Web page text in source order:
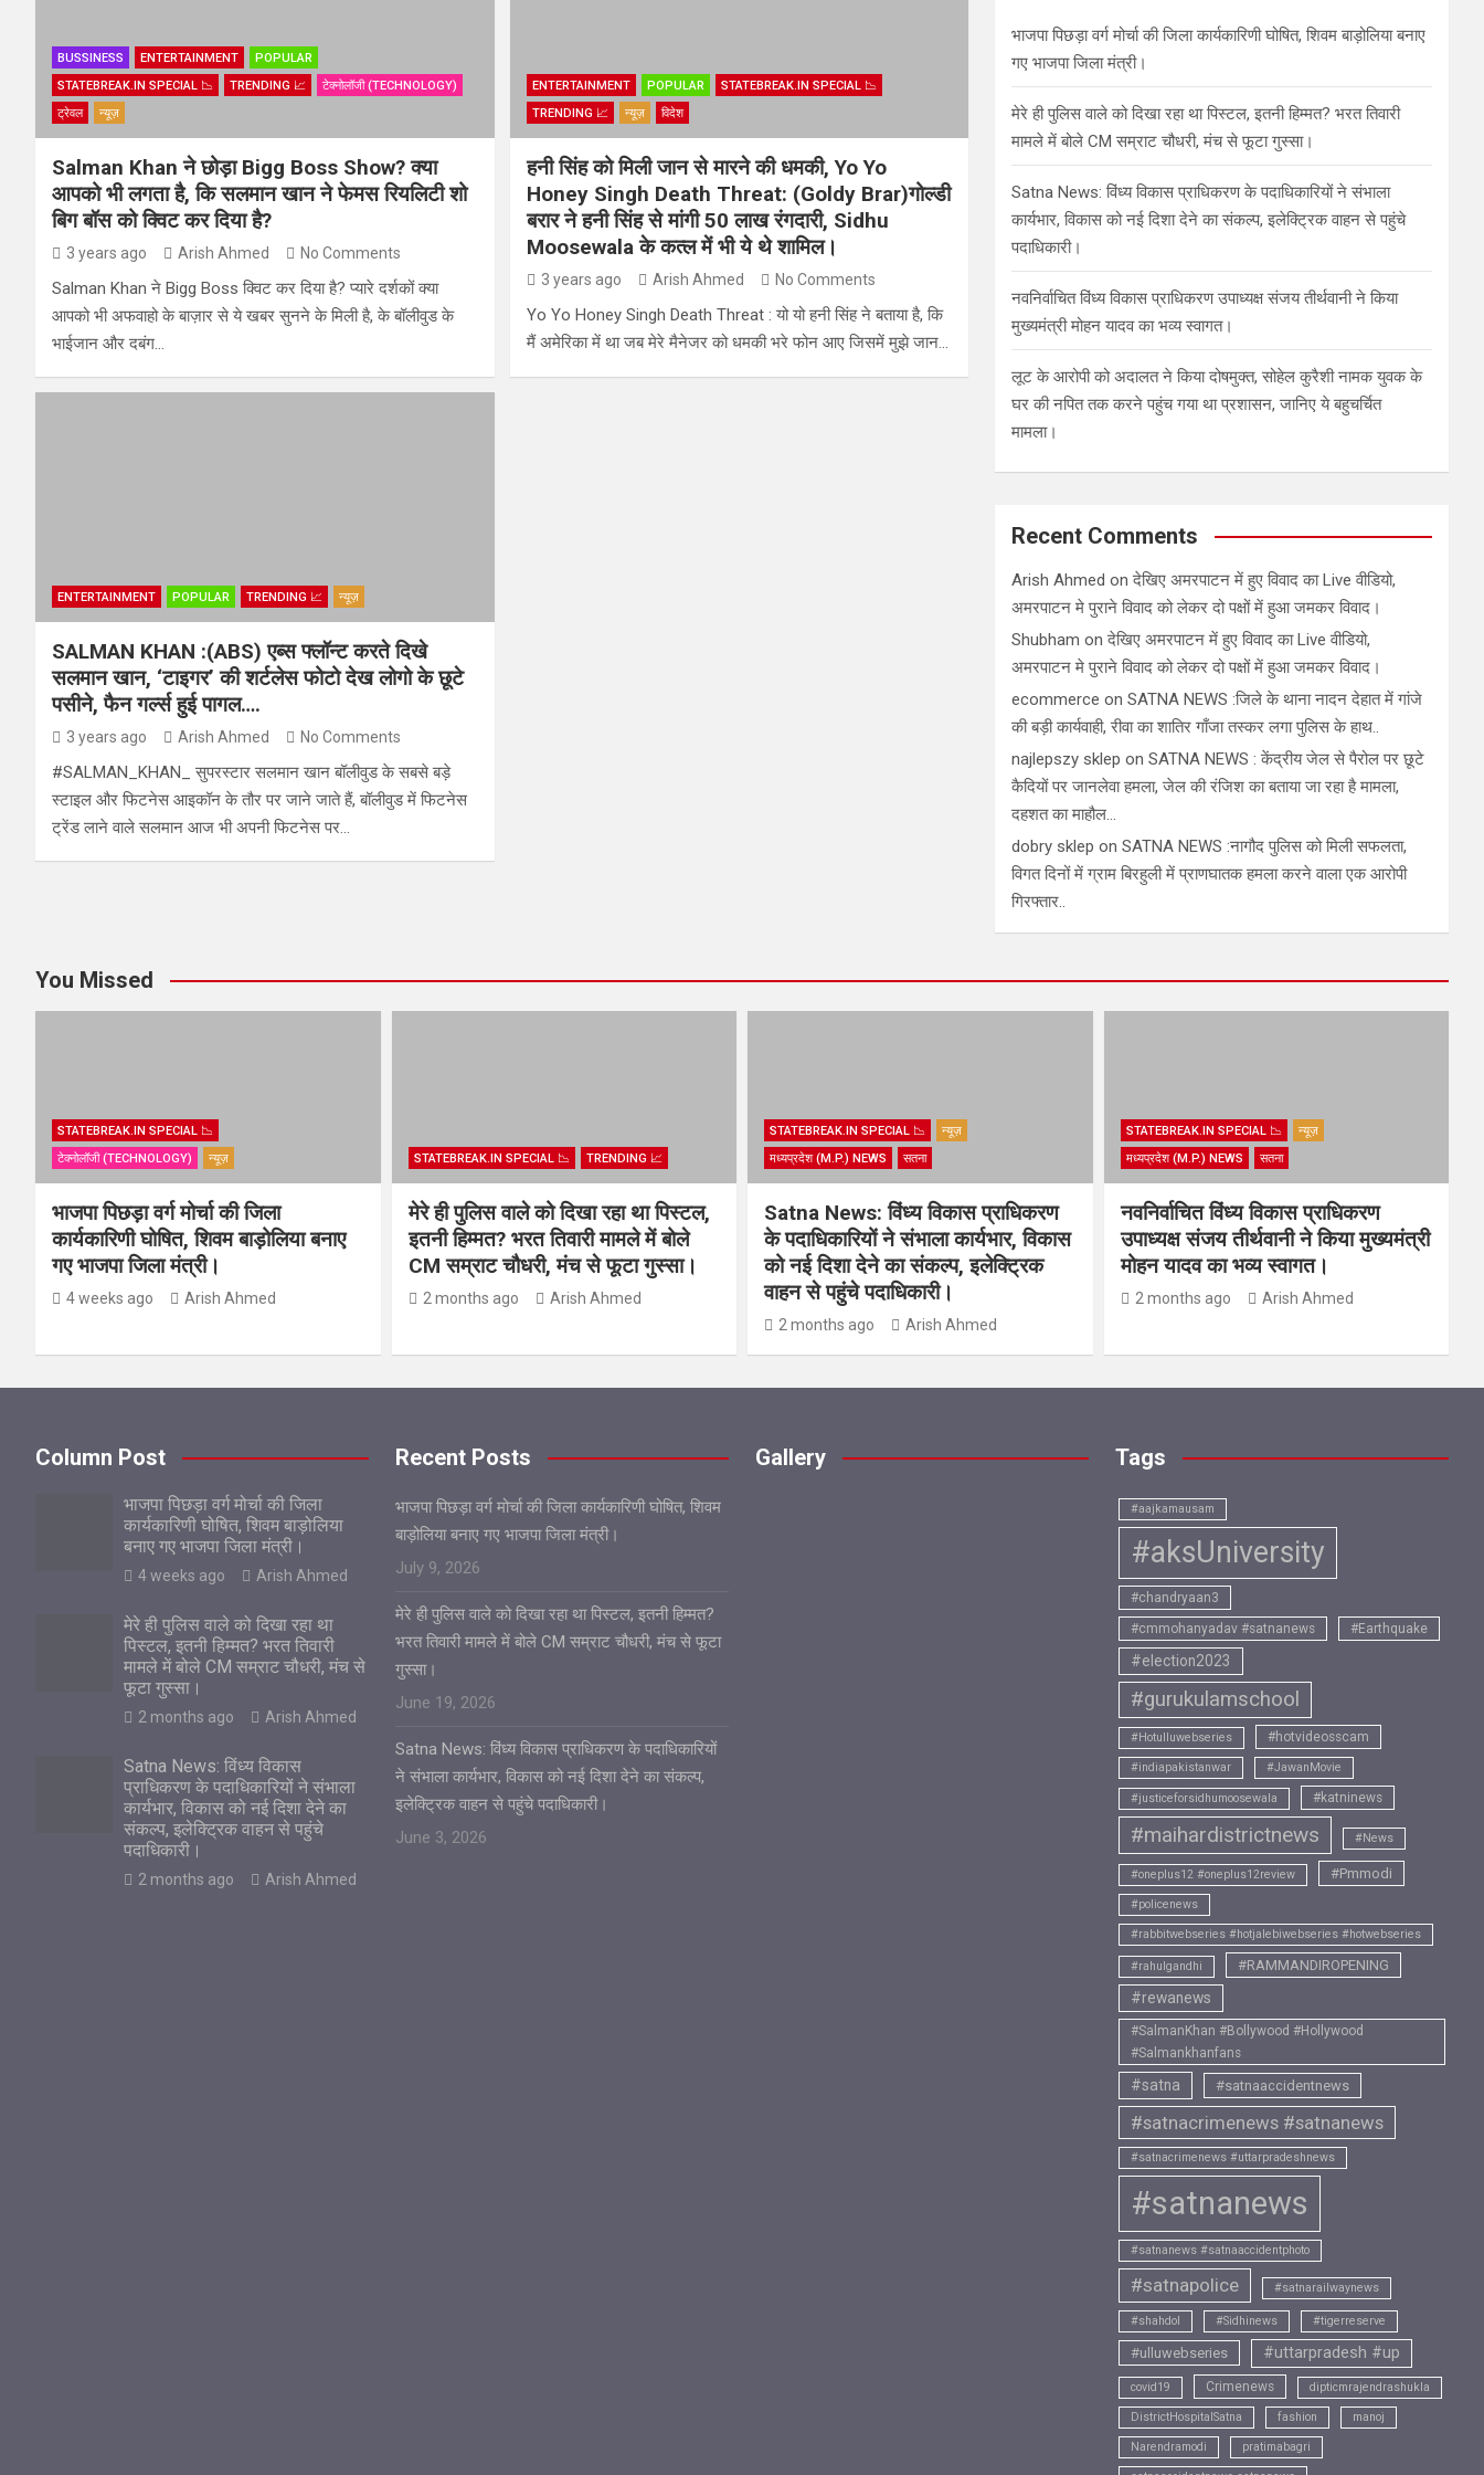
BUSSINESS ENTERTAINMENT
POPULAR
STATEBREAK.IN SPECIAL 📉
TRENDING 📈
टेक्नोलॉजी (TECHNOLOGY)
ट्रेवल
न्यूज़
Salman Khan ने छोड़ा Bigg Boss Show? क्या
आपको भी लगता है, कि सलमान खान ने फेमस रियलिटी शो
बिग बॉस को क्विट कर दिया है?
3 years ago Arish Ahmed No Comments
Salman Khan ने Bigg Boss क्विट कर दिया है? प्यारे दर्शकों क्या
आपको भी अफवाहो के बाज़ार से ये खबर सुनने के मिली है, के बॉलीवुड के
भाईजान और दबंग…
ENTERTAINMENT POPULAR
STATEBREAK.IN SPECIAL 📉
TRENDING 📈
न्यूज़ विदेश
हनी सिंह को मिली जान से मारने की धमकी, Yo Yo
Honey Singh Death Threat: (Goldy Brar)गोल्डी
बरार ने हनी सिंह से मांगी 50 लाख रंगदारी, Sidhu
Moosewala के कत्ल में भी ये थे शामिल।
3 years ago Arish Ahmed No Comments
Yo Yo Honey Singh Death Threat : यो यो हनी सिंह ने बताया है, कि
मैं अमेरिका में था जब मेरे मैनेजर को धमकी भरे फोन आए जिसमें मुझे जान…
ENTERTAINMENT POPULAR TRENDING 📈 न्यूज़
SALMAN KHAN :(ABS) एब्स फ्लॉन्ट करते दिखे
सलमान खान, ‘टाइगर’ की शर्टलेस फोटो देख लोगो के छूटे
पसीने, फैन गर्ल्स हुई पागल….
3 years ago Arish Ahmed No Comments
#SALMAN_KHAN_ सुपरस्टार सलमान खान बॉलीवुड के सबसे बड़े
स्टाइल और फिटनेस आइकॉन के तौर पर जाने जाते हैं, बॉलीवुड में फिटनेस
ट्रेंड लाने वाले सलमान आज भी अपनी फिटनेस पर…
भाजपा पिछड़ा वर्ग मोर्चा की जिला कार्यकारिणी घोषित, शिवम बाड़ोलिया बनाए
गए भाजपा जिला मंत्री।
मेरे ही पुलिस वाले को दिखा रहा था पिस्टल, इतनी हिम्मत? भरत तिवारी
मामले में बोले CM सम्राट चौधरी, मंच से फूटा गुस्सा।
Satna News: विंध्य विकास प्राधिकरण के पदाधिकारियों ने संभाला
कार्यभार, विकास को नई दिशा देने का संकल्प, इलेक्ट्रिक वाहन से पहुंचे
पदाधिकारी।
नवनिर्वाचित विंध्य विकास प्राधिकरण उपाध्यक्ष संजय तीर्थवानी ने किया
मुख्यमंत्री मोहन यादव का भव्य स्वागत।
लूट के आरोपी को अदालत ने किया दोषमुक्त, सोहेल कुरैशी नामक युवक के
घर की नपित तक करने पहुंच गया था प्रशासन, जानिए ये बहुचर्चित
मामला।
Recent Comments
Arish Ahmed onदेखिए अमरपाटन में हुए विवाद का Live वीडियो,
अमरपाटन मे पुराने विवाद को लेकर दो पक्षों में हुआ जमकर विवाद।
Shubham onदेखिए अमरपाटन में हुए विवाद का Live वीडियो,
अमरपाटन मे पुराने विवाद को लेकर दो पक्षों में हुआ जमकर विवाद।
ecommerce onSATNA NEWS :जिले के थाना नादन देहात में गांजे
की बड़ी कार्यवाही, रीवा का शातिर गाँजा तस्कर लगा पुलिस के हाथ..
najlepszy sklep onSATNA NEWS : केंद्रीय जेल से पैरोल पर छूटे
कैदियों पर जानलेवा हमला, जेल की रंजिश का बताया जा रहा है मामला,
दहशत का माहौल…
dobry sklep onSATNA NEWS :नागौद पुलिस को मिली सफलता,
विगत दिनों में ग्राम बिरहुली में प्राणघातक हमला करने वाला एक आरोपी
गिरफ्तार..
You Missed
STATEBREAK.IN SPECIAL 📉
टेक्नोलॉजी (TECHNOLOGY)
न्यूज़
भाजपा पिछड़ा वर्ग मोर्चा की जिला
कार्यकारिणी घोषित, शिवम बाड़ोलिया बनाए
गए भाजपा जिला मंत्री।
4 weeks ago Arish Ahmed
STATEBREAK.IN SPECIAL 📉 TRENDING 📈
मेरे ही पुलिस वाले को दिखा रहा था पिस्टल,
इतनी हिम्मत? भरत तिवारी मामले में बोले
CM सम्राट चौधरी, मंच से फूटा गुस्सा।
2 months ago Arish Ahmed
STATEBREAK.IN SPECIAL 📉
न्यूज़
मध्यप्रदेश (M.P.) NEWS
सतना
Satna News: विंध्य विकास प्राधिकरण
के पदाधिकारियों ने संभाला कार्यभार, विकास
को नई दिशा देने का संकल्प, इलेक्ट्रिक
वाहन से पहुंचे पदाधिकारी।
2 months ago Arish Ahmed
STATEBREAK.IN SPECIAL 📉
न्यूज़
मध्यप्रदेश (M.P.) NEWS
सतना
नवनिर्वाचित विंध्य विकास प्राधिकरण
उपाध्यक्ष संजय तीर्थवानी ने किया मुख्यमंत्री
मोहन यादव का भव्य स्वागत।
2 months ago Arish Ahmed
Column Post
भाजपा पिछड़ा वर्ग मोर्चा की जिला
कार्यकारिणी घोषित, शिवम बाड़ोलिया
बनाए गए भाजपा जिला मंत्री।
4 weeks ago Arish Ahmed
मेरे ही पुलिस वाले को दिखा रहा था
पिस्टल, इतनी हिम्मत? भरत तिवारी
मामले में बोले CM सम्राट चौधरी, मंच से
फूटा गुस्सा।
2 months ago Arish Ahmed
Satna News: विंध्य विकास
प्राधिकरण के पदाधिकारियों ने संभाला
कार्यभार, विकास को नई दिशा देने का
संकल्प, इलेक्ट्रिक वाहन से पहुंचे
पदाधिकारी।
2 months ago Arish Ahmed
Recent Posts
भाजपा पिछड़ा वर्ग मोर्चा की जिला कार्यकारिणी घोषित, शिवम
बाड़ोलिया बनाए गए भाजपा जिला मंत्री।
July 9, 2026
मेरे ही पुलिस वाले को दिखा रहा था पिस्टल, इतनी हिम्मत?
भरत तिवारी मामले में बोले CM सम्राट चौधरी, मंच से फूटा
गुस्सा।
June 19, 2026
Satna News: विंध्य विकास प्राधिकरण के पदाधिकारियों
ने संभाला कार्यभार, विकास को नई दिशा देने का संकल्प,
इलेक्ट्रिक वाहन से पहुंचे पदाधिकारी।
June 3, 2026
Gallery Tags
#aajkamausam
#aksUniversity
#chandryaan3
#cmmohanyadav #satnanews
#Earthquake
#election2023
#gurukulamschool
#Hotulluwebseries #hotvideosscam
#indiapakistanwar #JawanMovie
#justiceforsidhumoosewala #katninews
#maihardistrictnews #News
#oneplus12 #oneplus12review #Pmmodi
#policenews
#rabbitwebseries #hotjalebiwebseries #hotwebseries
#rahulgandhi #RAMMANDIROPENING
#rewanews
#SalmanKhan #Bollywood #Hollywood
#Salmankhanfans
#satna #satnaaccidentnews
#satnacrimenews #satnanews
#satnacrimenews #uttarpradeshnews
#satnanews
#satnanews #satnaaccidentphoto
#satnapolice #satnarailwaynews
#shahdol #Sidhinews #tigerreserve
#ulluwebseries #uttarpradesh #up
covid19 Crimenews dipticmrajendrashukla
DistrictHospitalSatna fashion manoj
Narendramodi pratimabagri